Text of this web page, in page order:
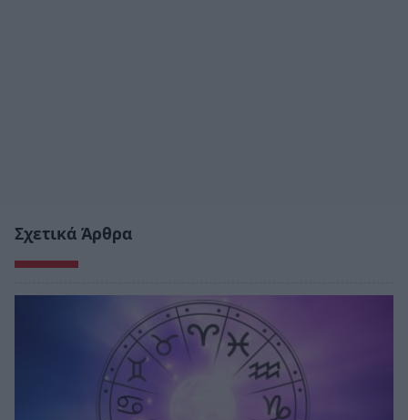
Σχετικά Άρθρα